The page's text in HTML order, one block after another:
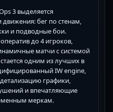
3 выделяется
бег по стенам,
и подводные бои.
до 4 игроков,
матчи с системой
одним из лучших в
IW engine,
графики,
и впечатляющие
меркам.